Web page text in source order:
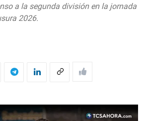
a la segunda división en la jornada
2026.